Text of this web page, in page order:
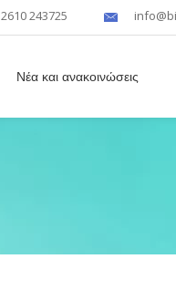
2610 243725
Νέα και ανακοινώσεις